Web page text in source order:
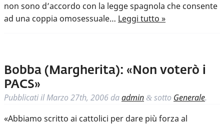
non sono d’accordo con la legge spagnola che consente
ad una coppia omosessuale… Leggi tutto »
Bobba (Margherita): «Non voterò i
PACS»
Pubblicati ilMarzo 27th, 2006 daadmin & sotto Generale.
«Abbiamo scritto ai cattolici per dare più forza al